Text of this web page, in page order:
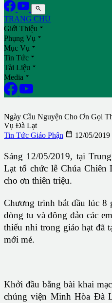

TRANG CHỦ
Giới Thiệu 
Phụng Vụ 
Mục Vụ 
Tin Tức 
Tài Liệu 
Media 
Ngày Cầu Nguyện Cho Ơn Gọi
Vụ Đà Lạt
Tin Tức Giáo Phận  12/05/2019
Sáng 12/05/2019, tại
Lạt tổ chức lễ Chúa Chiên
cho ơn thiên triệu.
Chương trình bắt đầu lúc 8
dòng tu và đông đảo các
thiếu nhi trong giáo hạt đã
mới mẻ.
Khởi đầu bằng bài khai
chủng viện Minh Hòa Đà